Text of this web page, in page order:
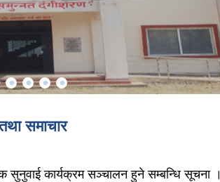
समाचार
सुनुवाई कार्यक्रम सञ्चालन हुने सम्बन्धि सूचना ।